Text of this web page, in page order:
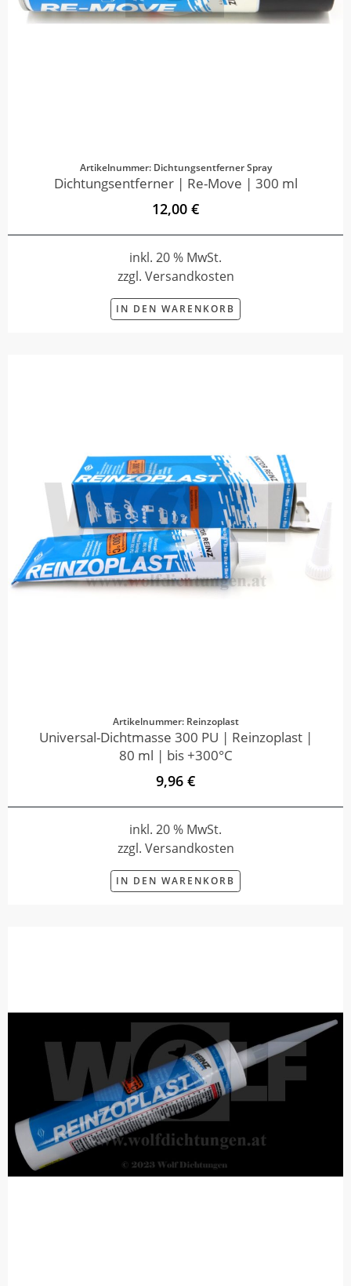
Artikelnummer: Dichtungsentferner Spray
Dichtungsentferner | Re-Move | 300 ml
12,00 €
inkl. 20 % MwSt.
zzgl. Versandkosten
IN DEN WARENKORB
Artikelnummer: Reinzoplast
Universal-Dichtmasse 300 PU | Reinzoplast |
80 ml | bis +300°C
9,96 €
inkl. 20 % MwSt.
zzgl. Versandkosten
IN DEN WARENKORB